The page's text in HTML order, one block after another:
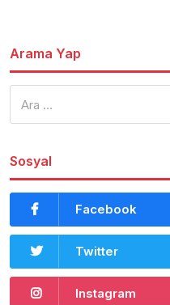
Arama Yap
Sosyal
Facebook
Twitter
Instagram